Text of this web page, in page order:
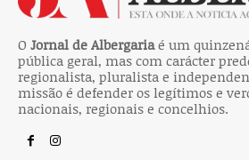
O Jornal de Albergariaé um
pública geral, mas com carácter
regionalista, pluralista e
missão é defender os legítimos e
nacionais, regionais e concelhios.